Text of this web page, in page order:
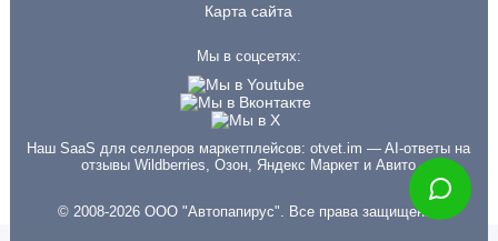
Карта сайта
Мы в соцсетях:
Наш SaaS для селлеров маркетплейсов:otvet.im — AI-ответы на
отзывы Wildberries, Озон, Яндекс Маркет и Авито
© 2008-2026 ООО "Автопапирус". Все права защищены.